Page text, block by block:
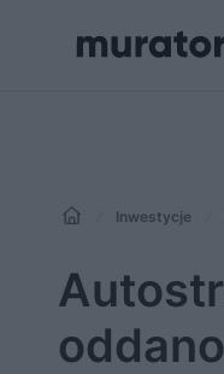
Inwestycje